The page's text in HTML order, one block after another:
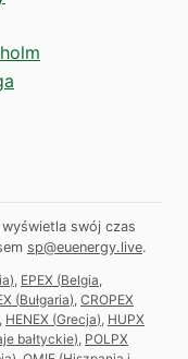
swój czas
sp@euenergy.live.
) EPEX (Belgia,
(Bułgaria) CROPEX
HENEX (Grecja) HUPX
bałtyckie) POLPX